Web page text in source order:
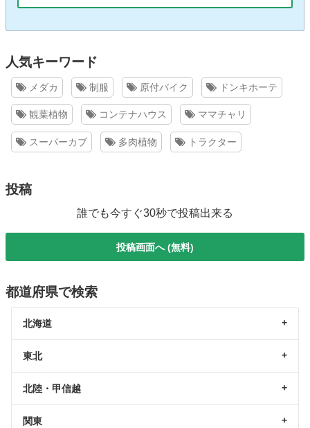
人気キーワード
メダカ 制服 原付バイク ドンキホーテ
観葉植物 コンテナハウス ママチャリ
スーパーカブ 多肉植物 トラクター
投稿
誰でも今すぐ30秒で投稿出来る
投稿画面へ (無料)
都道府県で検索
北海道
東北
北陸・甲信越
関東